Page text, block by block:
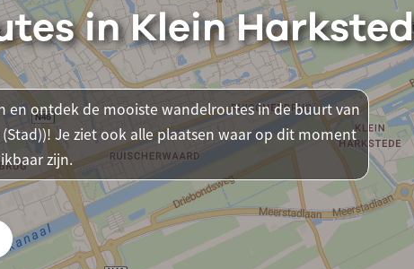
in Klein
en ontdek de mooiste wandelroutes in de buurt van
Je ziet ook alle plaatsen waar op dit moment
zijn.